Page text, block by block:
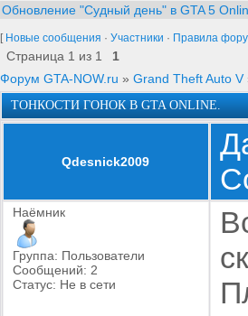
Обновление "Судный день" в GTA 5
[ Новые сообщения · Участники · Правила
Страница 1 из 1
1
Форум GTA-NOW.ru » Grand Theft Auto V
ТОНКОСТИ ГОНОК В GTA ONLINE.
Qdesnick2009
Наёмник
Группа: Пользователи
Сообщений: 2
Статус: Не в сети